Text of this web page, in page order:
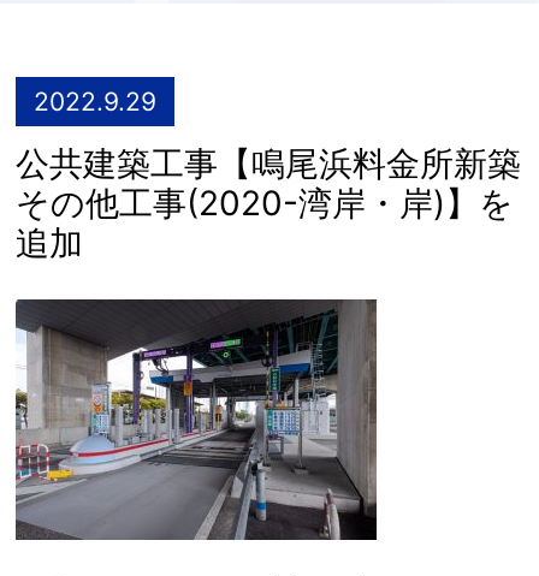
2022.9.29
公共建築工事【鳴尾浜料金所新築
その他工事(2020-湾岸・岸)】を
追加